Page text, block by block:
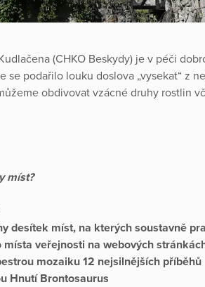
(CHKO Beskydy) je v péči
se podařilo louku doslova „vysekat“ z
obdivovat vzácné druhy rostlin
míst?
desítek míst, na kterých soustavně
místa veřejnosti na webových
mozaiku 12 nejsilnějších příběhů
Hnutí Brontosaurus